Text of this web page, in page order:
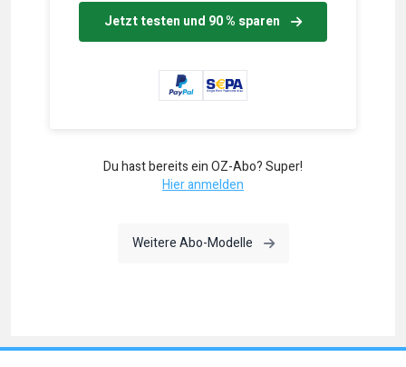
Jetzt testen und 90 % sparen
Du hast bereits ein OZ-Abo? Super!
Hier anmelden
Weitere Abo-Modelle